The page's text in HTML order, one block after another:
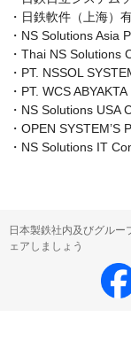
・日鉄軟件（上海）
・NS Solutions Asia
・Thai NS Solutions
・PT. NSSOL
・PT. WCS
・NS Solutions USA
・OPEN SYSTEM’S
・NS Solutions IT
日本製鉄社内及びグル
ェアしましょう